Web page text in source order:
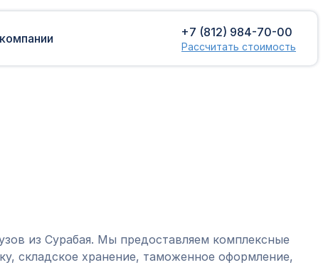
+7 (812) 984-70-00
Рассчитать стоимость
из Сурабая. Мы предоставляем комплексные
складское хранение, таможенное оформление,